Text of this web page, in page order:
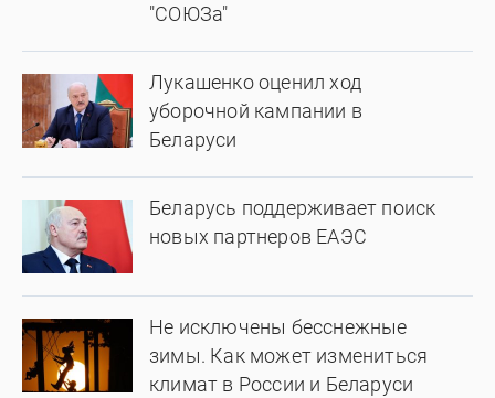
"СОЮЗа"
Лукашенко оценил ход
уборочной кампании в
Беларуси
Беларусь поддерживает поиск
новых партнеров ЕАЭС
Не исключены бесснежные
зимы. Как может измениться
климат в России и Беларуси